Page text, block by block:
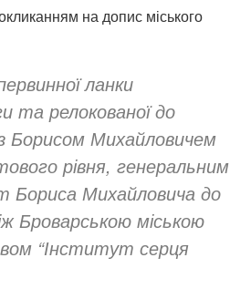
на допис міського
ланки
та релокованої до
Борисом Михайловичем
рівня, генеральним
Бориса Михайловича до
Броварською міською
“Інститут серця